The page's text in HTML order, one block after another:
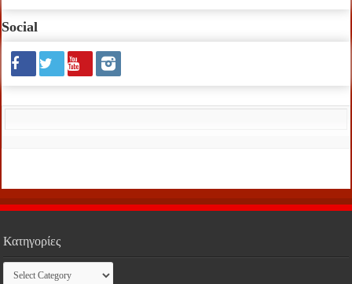
Social
Κατηγορίες
Κατηγορίες